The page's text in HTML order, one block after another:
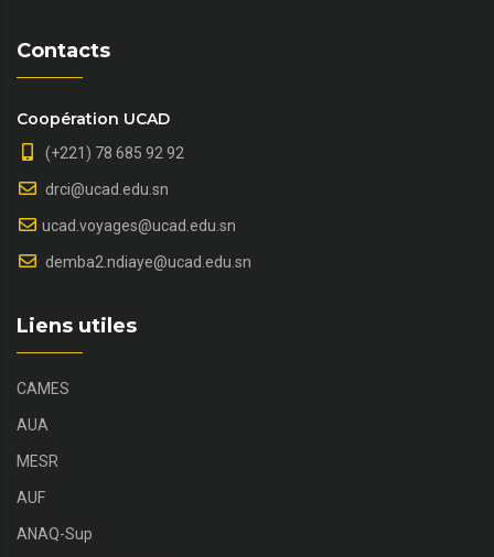
Contacts
Coopération UCAD
(+221) 78 685 92 92
drci@ucad.edu.sn
ucad.voyages@ucad.edu.sn
demba2.ndiaye@ucad.edu.sn
Liens utiles
CAMES
AUA
MESR
AUF
ANAQ-Sup